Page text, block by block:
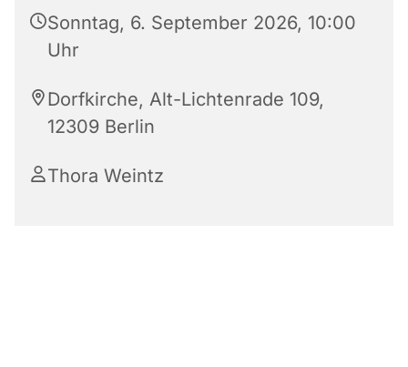
Sonntag, 6. September 2026, 10:00
Uhr
Dorfkirche, Alt-Lichtenrade 109,
12309 Berlin
Thora Weintz